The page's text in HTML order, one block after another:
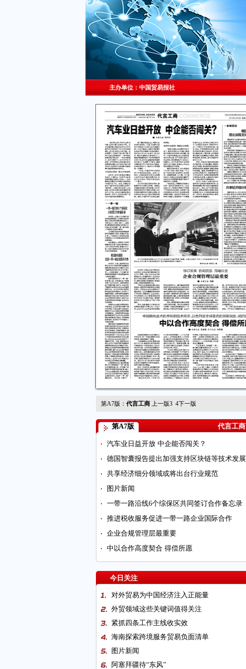
主办单位：中国贸易报社
第A7版： 代言工商 上一版3 4下一版
第A7版 代言工商
汽车业日益开放 中企能否闯关？
德国智囊报告提出加强支持区块链等技术发展
共享经济细分领域或将出台行业规范
图片新闻
一带一路沿线6个综保区共同签订合作备忘录
推进税收服务促进一带一路企业国际合作
企业合规管理层最重要
中以合作高度契合 得偿所愿
今日关注
对外贸易为中国经济注入正能量
外贸领域这些关键词值得关注
紧抓四条工作主线收实效
海南探索跨境服务贸易负面清单
图片新闻
阿塞拜疆待“东风”